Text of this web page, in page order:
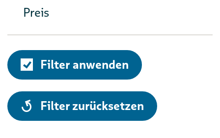
Preis
Filter anwenden
alle
Filter zurücksetzen